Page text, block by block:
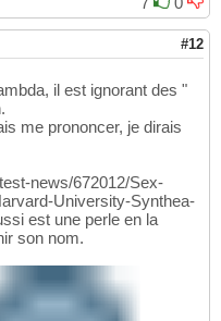
#12
il est ignorant des "
me prononcer, je dirais
news/672012/Sex-
University-Synthea-
est une perle en la
son nom.